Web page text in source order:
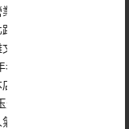
四個小時，現擀現煎
夜市旁營業超過30年
化路夜市步行只要2分
老店新氣象，文青風格
．雙主菜鐵路便當很
米)．厚刷醬汁收得乾，
飲料，葡萄柚綠茶果